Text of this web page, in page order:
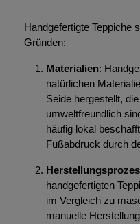
Handgefertigte Teppiche
Gründen:
Materialien:
natürlichen
Seide hergestellt,
umweltfreundlich
häufig lokal
Fußabdruck durch
handgefertigten
im Vergleich zu
manuelle